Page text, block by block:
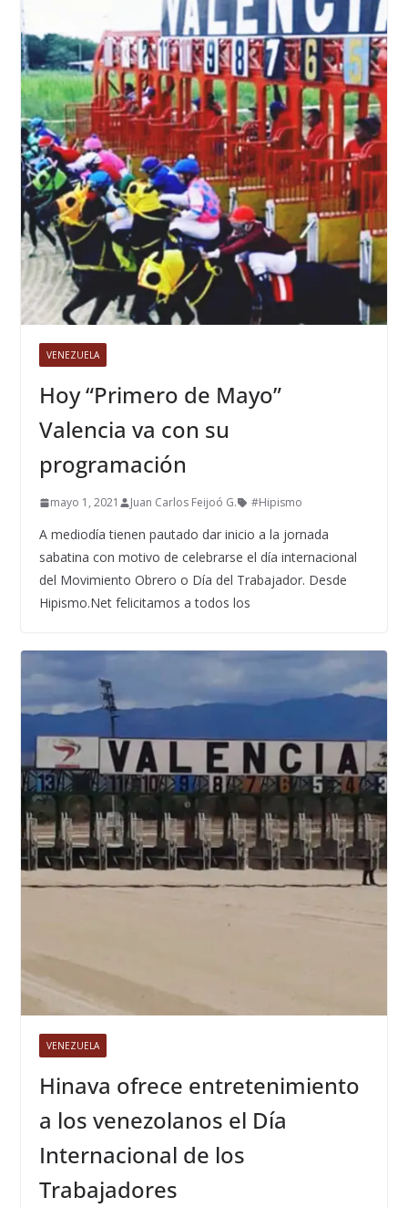
VENEZUELA
Hoy “Primero de Mayo”
Valencia va con su
programación
mayo 1, 2021 Juan Carlos Feijoó G. #Hipismo
A mediodía tienen pautado dar inicio a la jornada
sabatina con motivo de celebrarse el día internacional
del Movimiento Obrero o Día del Trabajador. Desde
Hipismo.Net felicitamos a todos los
VENEZUELA
Hinava ofrece entretenimiento
a los venezolanos el Día
Internacional de los
Trabajadores